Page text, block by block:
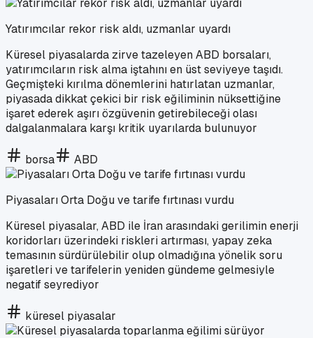
Yatırımcılar rekor risk aldı, uzmanlar uyardı
Küresel piyasalarda zirve tazeleyen ABD borsaları,
yatırımcıların risk alma iştahını en üst seviyeye taşıdı.
Geçmişteki kırılma dönemlerini hatırlatan uzmanlar,
piyasada dikkat çekici bir risk eğiliminin nüksettiğine
işaret ederek aşırı özgüvenin getirebileceği olası
dalgalanmalara karşı kritik uyarılarda bulunuyor
borsa ABD
Piyasaları Orta Doğu ve tarife fırtınası vurdu
Küresel piyasalar, ABD ile İran arasındaki gerilimin enerji
koridorları üzerindeki riskleri artırması, yapay zeka
temasının sürdürülebilir olup olmadığına yönelik soru
işaretleri ve tarifelerin yeniden gündeme gelmesiyle
negatif seyrediyor
küresel piyasalar